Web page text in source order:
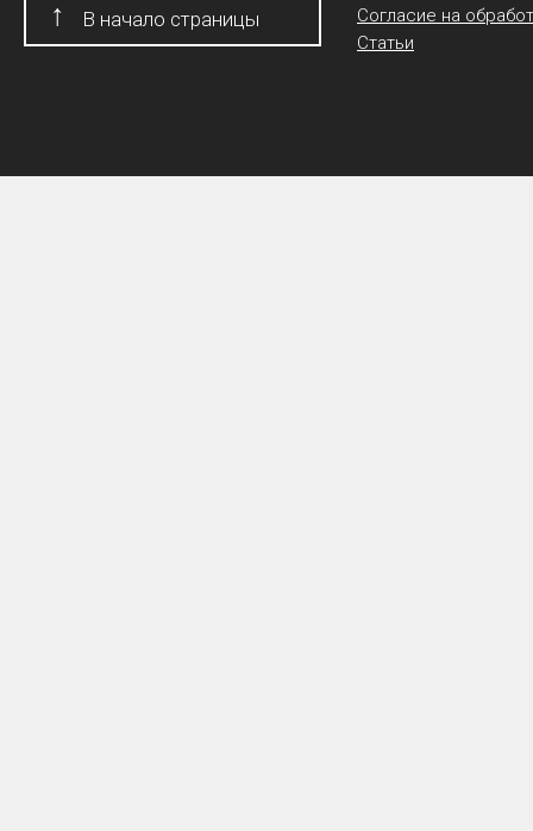
↑ В начало страницы
Согласие на
Статьи